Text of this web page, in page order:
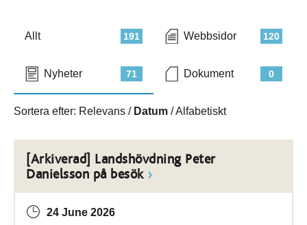
191
Allt 120
Webbsidor
71
Nyheter 0
Dokument
Sortera efter: Relevans / Datum /Alfabetiskt
[Arkiverad] Landshövdning Peter
Danielsson på besök
24 June 2026